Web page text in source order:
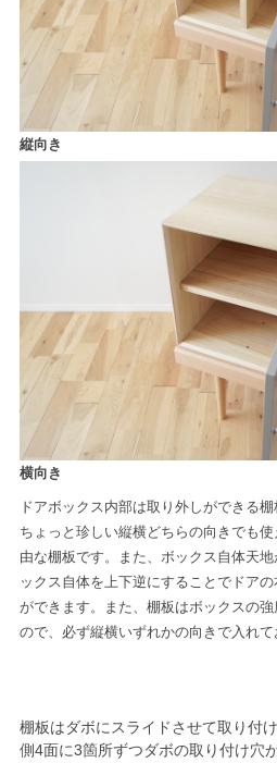
縦向き
横向き
ドアボックス内部は取り外しができる
ちょっと珍しい縦横どちらの向きでも
由な棚板です。また、ボックス自体天
ックス自体を上下逆にすることでドア
ができます。また、棚板はボックスの
ので、必ず縦横いずれかの向きで入れて
棚板はダボにスライドさせて取り付
側4面に3箇所ずつダボの取り付け穴